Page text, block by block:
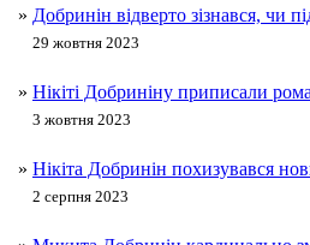
» Добринін відверто зізнався, чи
29 жовтня 2023
» Нікіті Добриніну приписали
3 жовтня 2023
» Нікіта Добринін похизувався
2 серпня 2023